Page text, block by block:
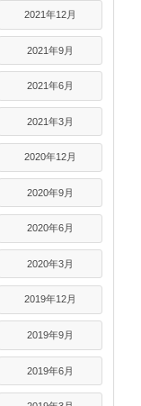
2021年12月
2021年9月
2021年6月
2021年3月
2020年12月
2020年9月
2020年6月
2020年3月
2019年12月
2019年9月
2019年6月